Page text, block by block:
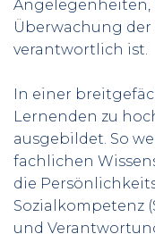
Überwachung
verantwortlich ist.
In einer
Lernenden zu
ausgebildet. So
fachlichen
die
Sozialkompetenz
und